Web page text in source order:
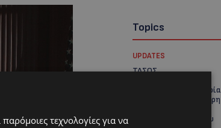
Topics
UPDATES
ΤΑΣΟΣ
συγκλονιστική ιστορία
του 12χρονου Δημήτρη
12.500 ευρώ που του
τεχνολογίες για να